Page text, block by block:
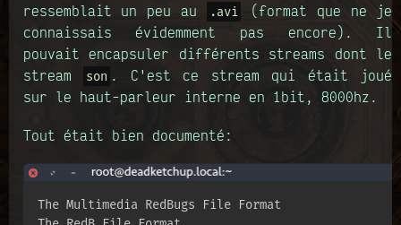
ressemblait un peu au
.avi
(format que ne je
connaissais évidemment pas encore). Il
pouvait encapsuler différents streams dont le
stream
son . C'est ce stream qui était joué
sur le haut-parleur interne en 1bit, 8000hz.
Tout était bien documenté:
The Multimedia RedBugs File Format